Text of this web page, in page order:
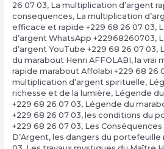
26 07 03, La multiplication d’argent
consequences, La multiplication
efficace et rapide +229 68 26 07 03,
d’argent WhatsApp +22968260703,
d’argent YouTube +229 68 26 07 03,
du marabout Henri AFFOLABI, la vrai
rapide marabout Affolabi +229 68 26
multiplication d’argent spirituelle,
richesse et de la lumière, Légende
+229 68 26 07 03, Légende du
+229 68 26 07 03, les conditions du
+229 68 26 07 03, Les
D’Argent, les dangers du portefeuille